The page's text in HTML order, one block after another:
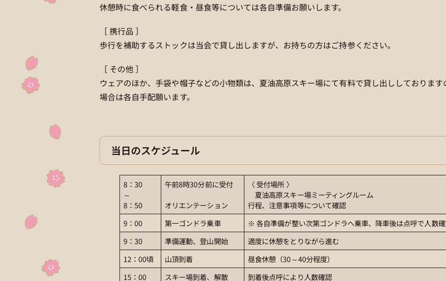
休憩時に食べられる軽食・昼食等については各自準備お願いします。
［ 携行品 ］
歩行を補助するストックは当会で貸し出しますが、お持ちの方はご持参ください。
［ その他 ］
ウェアのほか、手袋や帽子などの小物類は、夏油高原スキー場にて有料で貸し出ししております
場合は各自手配願います。
当日のスケジュール
8：30
～
8：50
午前8時30分前に受付
オリエンテーション
〈 受付場所 〉
夏油高原スキー場ミーティングルーム
行程、注意事項等について確認
9：00
第一ゴンドラ乗車
※ 各自準備が整い次第ゴンドラへ乗車、降車後は点呼で人数
9：30
準備運動、登山開始
適度に休憩をとりながら進む
12：00頃
山頂到着
昼食休憩（30～40分程度）
15：00
スキー場到着、解散
到着後点呼により人数確認